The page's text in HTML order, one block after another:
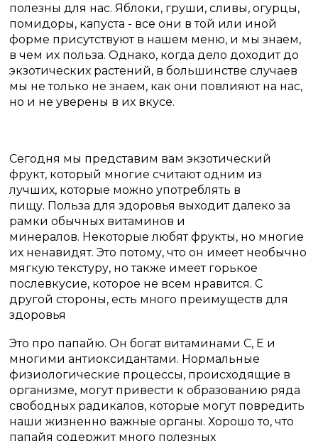
полезны для нас.Яблоки, груши, сливы, огурцы,
помидоры, капуста - все они в той или иной
форме присутствуют в нашем меню, и мы знаем,
в чем их польза.Однако, когда дело доходит до
экзотических растений, в большинстве случаев
мы не только не знаем, как они повлияют на нас,
но и не уверены в их вкусе.
Сегодня мы представим вам экзотический
фрукт, который многие считают одним из
лучших, которые можно употреблять в
пищу. Польза для здоровья выходит далеко за
рамки обычных витаминов и
минералов. Некоторые любят фрукты, но многие
их ненавидят.Это потому, что он имеет необычно
мягкую текстуру, но также имеет горькое
послевкусие, которое не всем нравится. С
другой стороны, есть много преимуществ для
здоровья
Это про папайю.Он богат витаминами C, E и
многими антиоксидантами. Нормальные
физиологические процессы, происходящие в
организме, могут привести к образованию ряда
свободных радикалов, которые могут повредить
наши жизненно важные органы. Хорошо то, что
папайя содержит много полезных